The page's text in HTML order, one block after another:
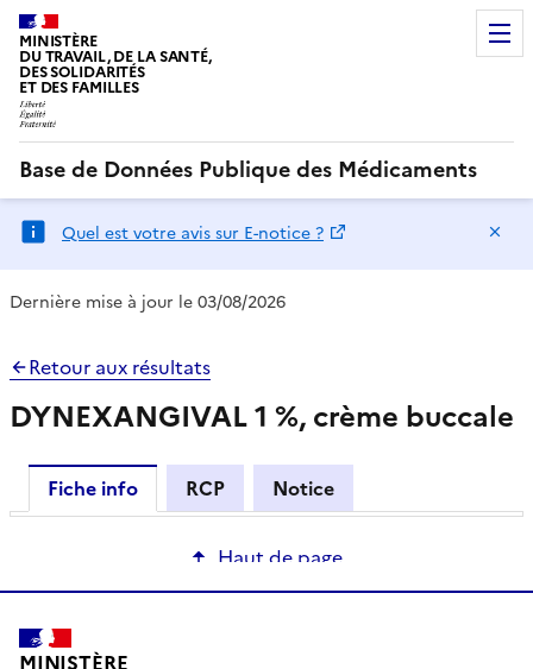
MINISTÈRE
DU TRAVAIL, DE LA SANTÉ,
DES SOLIDARITÉS
ET DES FAMILLES
Base de Données Publique des Médicaments
Quel est votre avis sur E-notice ?
Dernière mise à jour le 03/08/2026
Retour aux résultats
DYNEXANGIVAL 1 %, crème buccale
Fiche info RCP Notice
Haut de page